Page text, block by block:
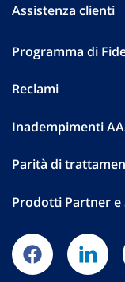
Assistenza clienti
Programma di
Reclami
Inadempimenti
Parità di
Prodotti Partner e